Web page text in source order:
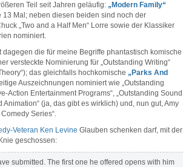
Teil seit Jahren geläufig: „Modern Family“
13 Mal; neben diesen beiden sind noch der
„Two and a Half Men“ Lorre sowie der Klassiker
nominiert.
die für meine Begriffe phantastisch komische
versteckte Nominierung für „Outstanding Writing“
das gleichfalls hochkomische „Parks And
Auszeichnungen nominiert wie „Outstanding
Action Entertainment Programs“, „Outstanding Sound
(ja, das gibt es wirklich) und, nun gut, Amy
Series“.
Veteran Ken Levine Glauben schenken darf, mit der
geschossen:
submitted. The first one he offered opens with him